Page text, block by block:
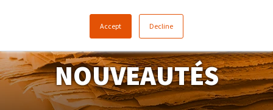
Accept Decline
NOUVEAUTÉS